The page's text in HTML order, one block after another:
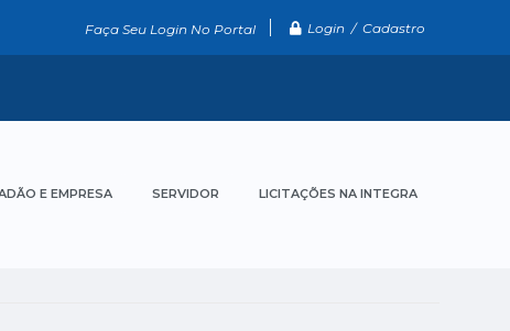
Faça Seu Login No Portal Login / Cadastro
E EMPRESA SERVIDOR LICITAÇÕES NA INTEGRA